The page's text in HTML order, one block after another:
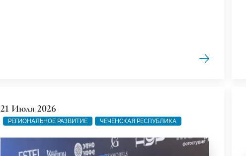
21 Июля 2026
РЕГИОНАЛЬНОЕ РАЗВИТИЕ ЧЕЧЕНСКАЯ РЕСПУБЛИКА